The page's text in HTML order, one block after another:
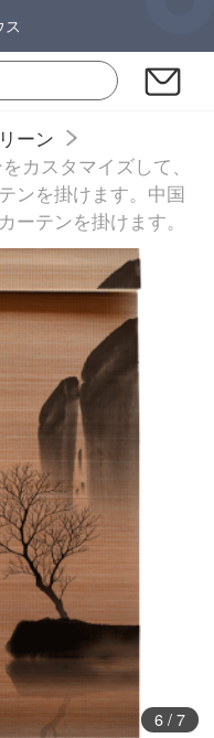
ス
ーン
カスタマイズして、
ンを掛けます。中国
ーテンを掛けます。
6/ 7